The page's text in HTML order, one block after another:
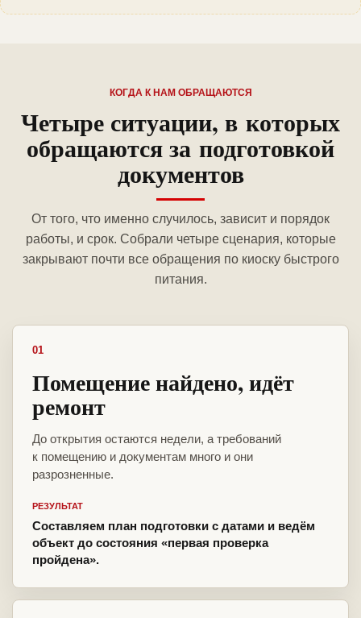
КОГДА К НАМ ОБРАЩАЮТСЯ
Четыре ситуации, в которых
обращаются за подготовкой
документов
От того, что именно случилось, зависит и порядок
работы, и срок. Собрали четыре сценария, которые
закрывают почти все обращения по киоску быстрого
питания.
01
Помещение найдено, идёт
ремонт
До открытия остаются недели, а требований
к помещению и документам много и они
разрозненные.
РЕЗУЛЬТАТ
Составляем план подготовки с датами и ведём
объект до состояния «первая проверка
пройдена».